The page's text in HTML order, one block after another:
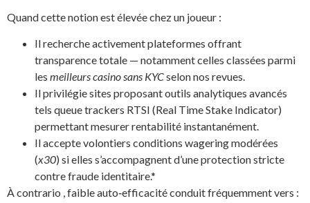
Quand cette notion est élevée chez un joueur :
Il recherche activement plateformes offrant
transparence totale — notamment celles classées parmi
les meilleurs casino sans KYCselon nos revues.
Il privilégie sites proposant outils analytiques avancés
tels queue trackers RTSI (Real Time Stake Indicator)
permettant mesurer rentabilité instantanément.
Il accepte volontiers conditions wagering modérées
(x30) si elles s’accompagnent d’une protection stricte
contre fraude identitaire.*
À contrario , faible auto‑efficacité conduit fréquemment vers :